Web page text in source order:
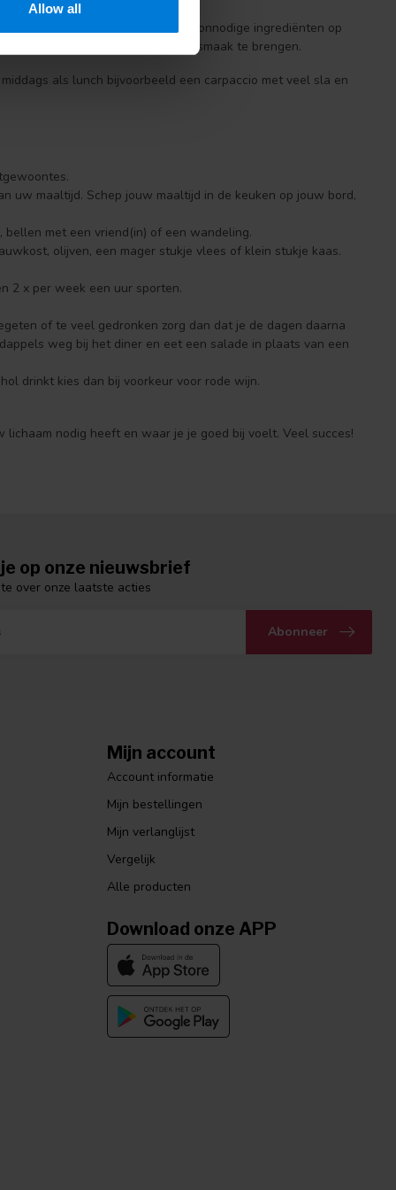
Allow all
Dan weet je zeker dat er geen onnodige ingrediënten op
kruiden om jouw gerecht op smaak te brengen.
als lunch bijvoorbeeld een carpaccio met veel sla en
uw maaltijd. Schep jouw maaltijd in de keuken op jouw bord,
met een vriend(in) of een wandeling.
olijven, een mager stukje vlees of klein stukje kaas.
2 x per week een uur sporten.
of te veel gedronken zorg dan dat je de dagen daarna
weg bij het diner en eet een salade in plaats van een
drinkt kies dan bij voorkeur voor rode wijn.
nodig heeft en waar je je goed bij voelt. Veel succes!
op onze nieuwsbrief
over onze laatste acties
Abonneer
Mijn account
Account informatie
Mijn bestellingen
Mijn verlanglijst
Vergelijk
Alle producten
Download onze APP